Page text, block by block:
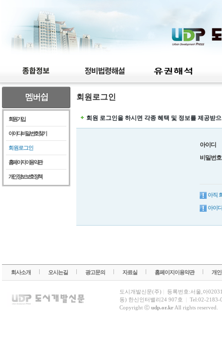
회원가입
아이디/비밀번호찾기
회원로그인
홈페이지이용약관
개인정보보호정책
회원로그인
회원 로그인을 하시면 각종 혜택 및 정보를 제공받
아이디
비밀번호
아직
아이
회사소개 오시는길 광고문의 자료실 홈페이지이용약관 개
도시개발신문(주)
등록번호:서울,아
동) 한신인터밸리24 907호
Tel:02-2183-
Copyright ⓒ udp.or.krAll rights reserved.